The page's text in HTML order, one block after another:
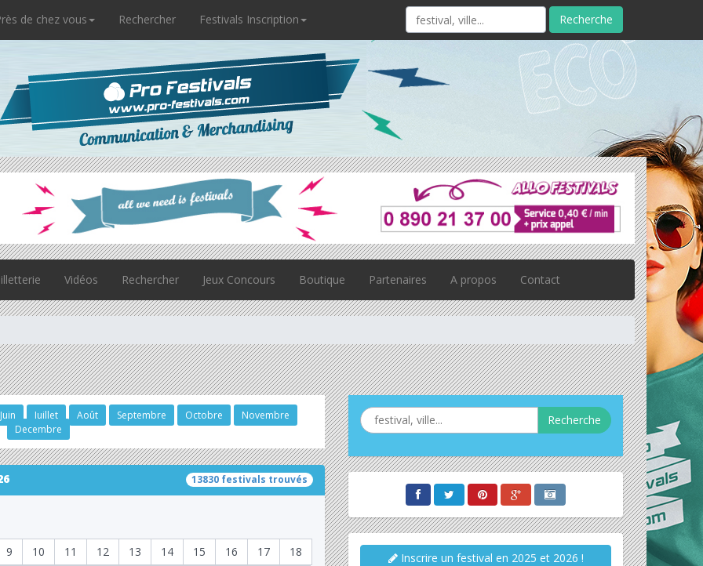
de chez vous Rechercher Festivals Inscription Recherche
Vidéos Rechercher Jeux Concours Boutique Partenaires A propos Contact
Juin Juillet Août Septembre Octobre
Novembre
Decembre
13830 festivals trouvés
9 10 11 12 13 14 15 16 17
18
Recherche
Inscrire un festival en 2025 et 2026 !